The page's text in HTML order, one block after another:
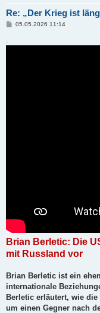
Re: „Der Krieg ist
B
t
05.05.2026 11:14
.
Brian Berletic: Die
mit Russland vor
Brian Berletic ist ein
internationale
Berletic erläutert, wie
um einen Gegner nach